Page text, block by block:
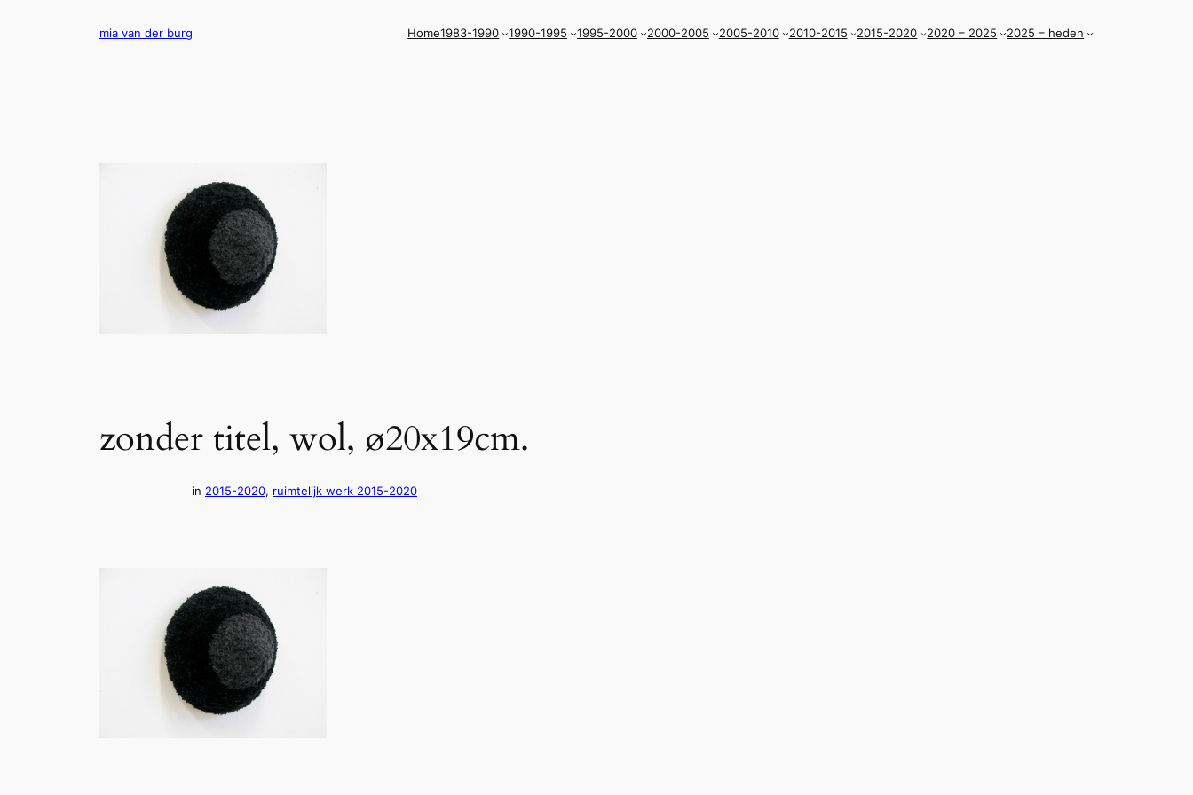
mia van der burg Home1983-1990 1990-1995 1995-2000 2000-2005 2005-2010 2010-2015 2015-2020 2020 – 2025 2025 – heden
zonder titel, wol, ø20x19cm.
in 2015-2020, ruimtelijk werk 2015-2020